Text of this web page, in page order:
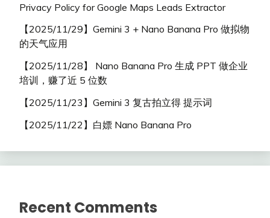
Privacy Policy for Google Maps Leads Extractor
【2025/11/29】Gemini 3 + Nano Banana Pro 做拟物
的天气应用
【2025/11/28】 Nano Banana Pro 生成 PPT 做企业
培训，赚了近 5 位数
【2025/11/23】Gemini 3 复古拍立得 提示词
【2025/11/22】白嫖 Nano Banana Pro
Recent Comments